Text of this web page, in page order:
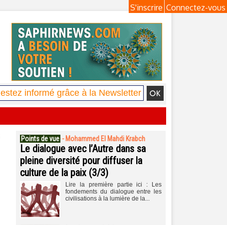
Connectez-vous
S'inscrire
Points de vue - Mohammed El Mahdi Krabch
Le dialogue avec l’Autre dans sa
pleine diversité pour diffuser la
culture de la paix (3/3)
Lire la première partie ici : Les
fondements du dialogue entre les
civilisations à la lumière de la...